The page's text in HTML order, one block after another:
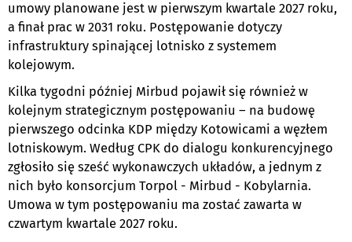
umowy planowane jest w pierwszym kwartale 2027 roku,
a finał prac w 2031 roku. Postępowanie dotyczy
infrastruktury spinającej lotnisko z systemem
kolejowym.
Kilka tygodni później Mirbud pojawił się również w
kolejnym strategicznym postępowaniu – na budowę
pierwszego odcinka KDP między Kotowicami a węzłem
lotniskowym. Według CPK do dialogu konkurencyjnego
zgłosiło się sześć wykonawczych układów, a jednym z
nich było konsorcjum Torpol - Mirbud - Kobylarnia.
Umowa w tym postępowaniu ma zostać zawarta w
czwartym kwartale 2027 roku.